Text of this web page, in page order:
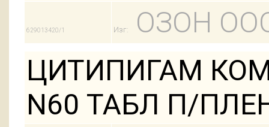
629013420/1 Изг:
ОЗОН
ЦИТИПИГАМ
N60 ТАБЛ П/